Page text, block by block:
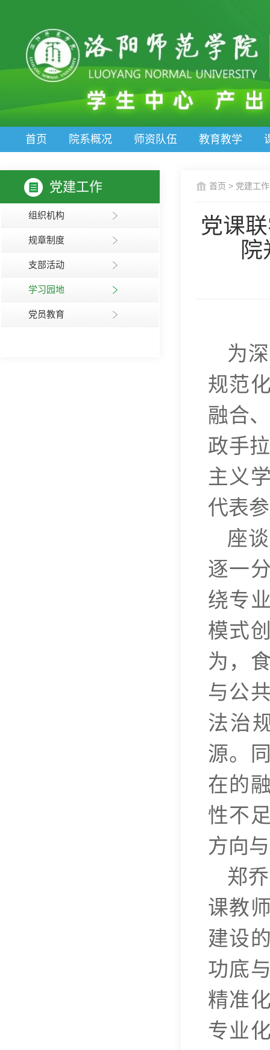
首页 院系概况 师资队伍 教育教学
党建工作
组织机构
规章制度
支部活动
学习园地
党员教育
首页 > 党建工作
党课
为
规范
融合
政手
主义
代表
座
逐一
绕专
模式
为，
与公
法治
源。
在的
性不
方向
郑
课教
建设
功底
精准
专业